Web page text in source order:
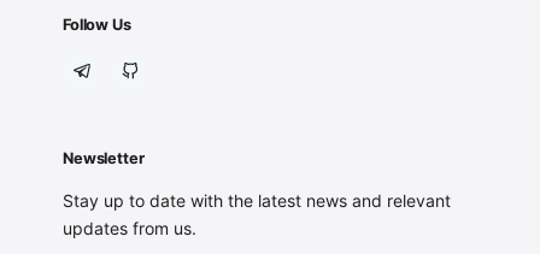
Follow Us
Newsletter
Stay up to date with the latest news and relevant
updates from us.